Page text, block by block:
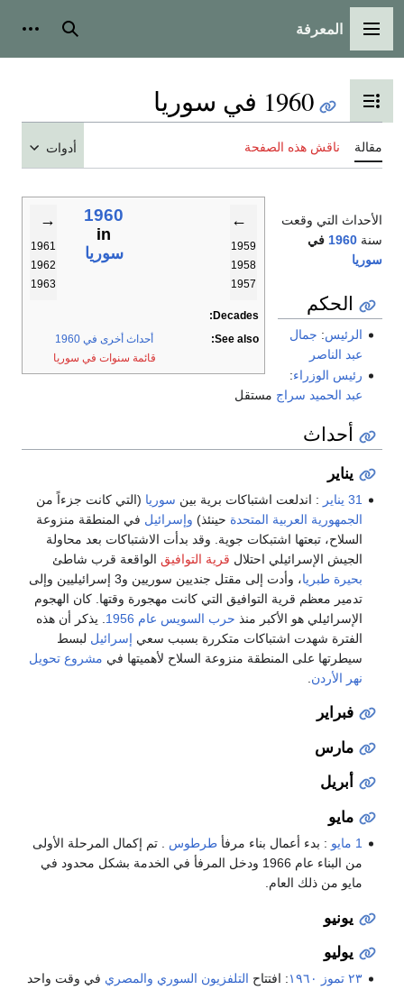
القائمة الرئيسية
المعرفة بحث
تبديل عرض جدول المحتويات
1960 في سوريا
مقالة ناقش هذه الصفحة أدوات
←
1959
1958
1957
1960
in
سوريا
→
1961
1962
1963
Decades:
See also:
أحداث أخرى في 1960
قائمة سنوات في سوريا
الأحداث التي وقعت
سنة 1960 في
سوريا
الحكم
الرئيس: جمال
عبد الناصر
رئيس الوزراء:
عبد الحميد سراج مستقل
أحداث
يناير
31 يناير : اندلعت اشتباكات برية بين سوريا (التي كانت جزءاً من
الجمهورية العربية المتحدة حينئذ) وإسرائيل في المنطقة منزوعة
السلاح، تبعتها اشتبكات جوية. وقد بدأت الاشتباكات بعد محاولة
الجيش الإسرائيلي احتلال قرية التوافيق الواقعة قرب شاطئ
بحيرة طبريا
، وأدت إلى مقتل جنديين سوريين و3 إسرائيليين وإلى
تدمير معظم قرية التوافيق التي كانت مهجورة وقتها. كان الهجوم
الإسرائيلي هو الأكبر منذ حرب السويس عام 1956
. يذكر أن هذه
الفترة شهدت اشتباكات متكررة بسبب سعي إسرائيل لبسط
سيطرتها على المنطقة منزوعة السلاح لأهميتها في مشروع تحويل
نهر الأردن
فبراير
مارس
أبريل
مايو
1 مايو : بدء أعمال بناء مرفأطرطوس . تم إكمال المرحلة الأولى
من البناء عام 1966 ودخل المرفأ في الخدمة بشكل محدود في
مايو من ذلك العام.
يونيو
يوليو
٢٣ تموز ١٩٦٠: افتتاح التلفزيون السوري والمصري في وقت واحد